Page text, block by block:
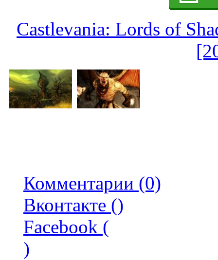
Castlevania: Lords of
Комментарии (0)
Вконтакте ()
Facebook (
)